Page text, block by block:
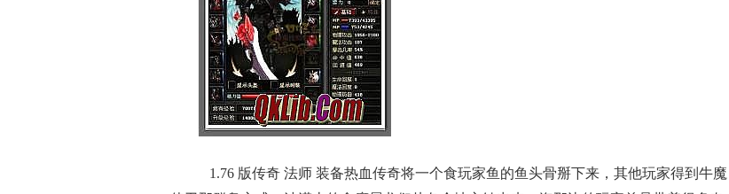
1.76 版传奇 法师 装备热血传奇将一个食玩家鱼的鱼头骨掰下来，其他玩家得到牛魔